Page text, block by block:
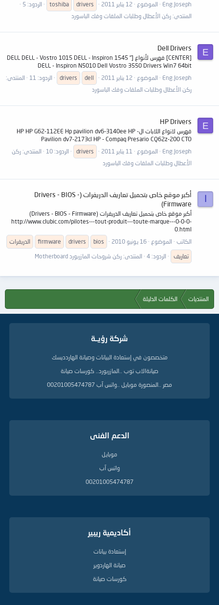
Eng.Joseph
الموضوع 12 يناير 2011 drivers
toshiba
الردود: 5
المنتدى: ركن الأعطال وطلبات الملفات وفك الباسورد
E
Dell Drivers
[CENTER] فهرس لأنواع DELL DELL - Vostro 1015 DELL - Inspiron 1545 "]
DELL - Inspiron N5010 Dell Vostro 3550 Drivers Win7 64bit
Eng.Joseph
الموضوع 12 يناير 2011 dell
drivers الردود: 11
المنتدى:
ركن الأعطال وطلبات الملفات وفك الباسورد
E
HP Drivers
فهرس لانواع اللابات الHP HP G62-112EE Hp pavilion dv6-3140ee HP -
Pavilion dv7-2173cl HP - Compaq Presario CQ62z-200 CTO
Eng.Joseph
الموضوع 11 يناير 2011 drivers الردود: 10 المنتدى: ركن
الأعطال وطلبات الملفات وفك الباسورد
أكبر موقع خاص بتحميل تعاريف الدريفرات (Drivers - BIOS -
Firmware)
أكبر موقع خاص بتحميل تعاريف الدريفرات (Drivers - BIOS - Firmware)
http://www.clubic.com/pilotes---tout-produit---toute-marque---0-0-0-
0.html
الكاتب
الموضوع 16 يونيو 2010 bios
drivers
firmware
الدريفرات
تعاريف
الردود: 4 المنتدى: ركن شروحات المازربورد Motherboard
المنتديات الكلمات الدليلة
شركة رؤيــة
متخصصون في إستعادة البيانات وصيانة الهاردديسك
صيانةالاب توب ..المازربورد.. كورسات صيانة
مصر ..المنصورة موبايل ..واتس آب 00201005474787
الدعم الفنى
موبايل
واتس آب
00201005474787
أكاديمية ريبير
إستعادة بيانات
صيانة الهاردوير
كورسات صيانة